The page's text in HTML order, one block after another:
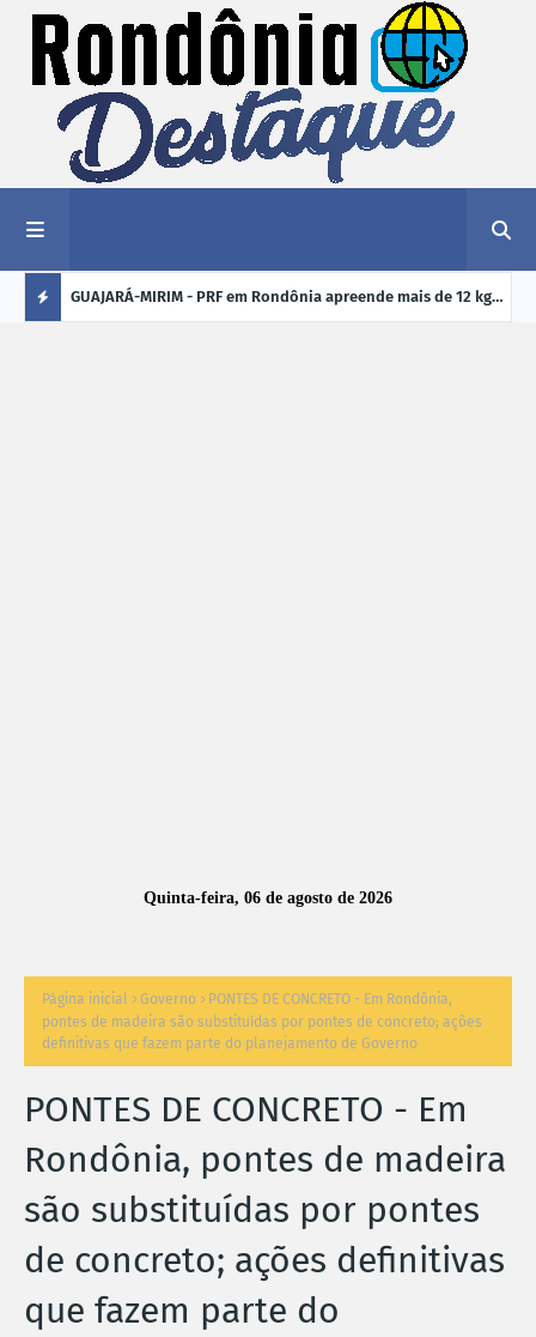
kg de GUAJARÁ-MIRIM - PRF em Rondônia apreende mais de 12 kg
Quinta-feira, 06 de agosto de 2026
Página inicial Governo
PONTES DE CONCRETO - Em Rondônia,
pontes de madeira são substituídas por pontes de concreto; ações
definitivas que fazem parte do planejamento de Governo
PONTES DE CONCRETO - Em
Rondônia, pontes de madeira
são substituídas por pontes
de concreto; ações definitivas
que fazem parte do